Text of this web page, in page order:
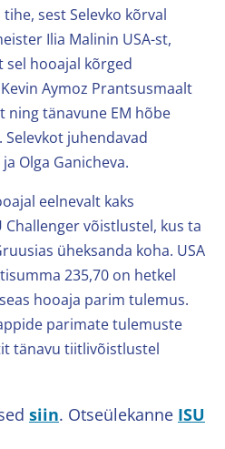
sest Selevko kõrval
Ilia Malinin USA-st,
hooajal kõrged
Aymoz Prantsusmaalt
ning tänavune EM hõbe
juhendavad
Olga Ganicheva.
eelnevalt kaks
võistlustel, kus ta
üheksanda koha. USA
235,70 on hetkel
hooaja parim tulemus.
parimate tulemuste
tänavu tiitlivõistlustel
siin. Otseülekanne ISU